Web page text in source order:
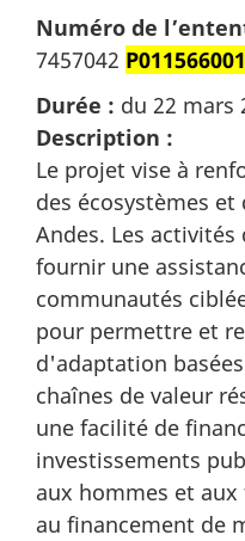
Numéro de
7457042 P011566001
Durée : du 22 mars
Description :
Le projet vise à
des écosystèmes
Andes. Les
fournir une
communautés
pour permettre et
d'adaptation
chaînes de valeur
une facilité de
investissements
aux hommes et
au financement de